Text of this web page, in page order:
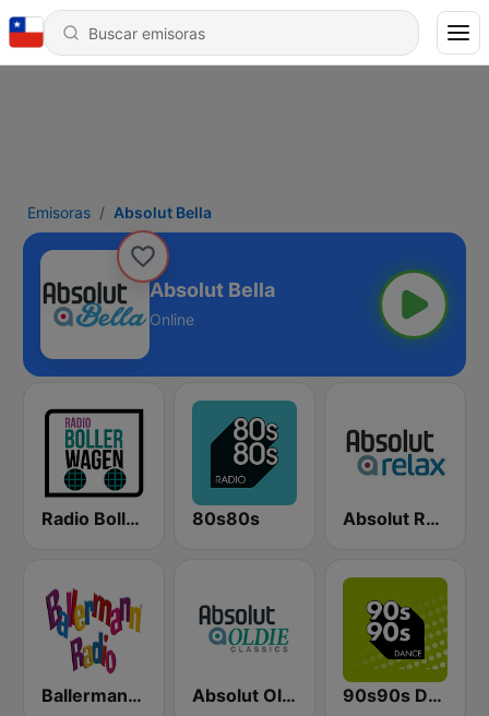
Emisoras Absolut Bella
Absolut Bella
Online
Radio Bollerwagen 80s80s Absolut Relax
Ballermann Radio Absolut Oldies Classics 90s90s Dance